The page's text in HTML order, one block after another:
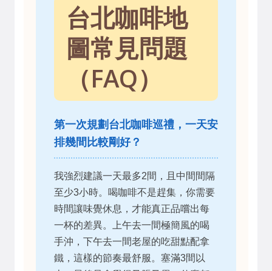
台北咖啡地
圖常見問題
（FAQ）
第一次規劃台北咖啡巡禮，一天安
排幾間比較剛好？
我強烈建議一天最多2間，且中間間隔
至少3小時。喝咖啡不是趕集，你需要
時間讓味覺休息，才能真正品嚐出每
一杯的差異。上午去一間極簡風的喝
手沖，下午去一間老屋的吃甜點配拿
鐵，這樣的節奏最舒服。塞滿3間以